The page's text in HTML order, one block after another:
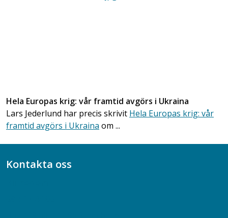
Hela Europas krig: vår framtid avgörs i Ukraina
Lars Jederlund har precis skrivit Hela Europas krig: vår
framtid avgörs i Ukraina om ...
Kontakta oss